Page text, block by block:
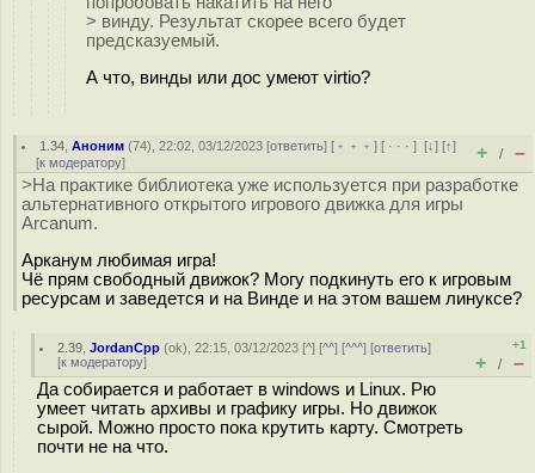
> винду. Результат скорее всего будет
предсказуемый.
А что, винды или дос умеют virtio?
1.34 ,Аноним (74), 22:02, 03/12/2023 [ответить] [ ﹢﹢﹢] [ · · ·][↓] [↑]
[к модератору] + / –
>На практике библиотека уже используется при разработке
альтернативного открытого игрового движка для игры
Arcanum.
Арканум любимая игра!
Чё прям свободный движок? Могу подкинуть его к игровым
ресурсам и заведется и на Винде и на этом вашем линуксе?
2.39 ,JordanCpp (ok), 22:15, 03/12/2023 [^] [^^] [^^^] [ответить]
[к модератору]
+1
+ / –
Да собирается и работает в windows и Linux. Рю
умеет читать архивы и графику игры. Но движок
сырой. Можно просто пока крутить карту. Смотреть
почти не на что.